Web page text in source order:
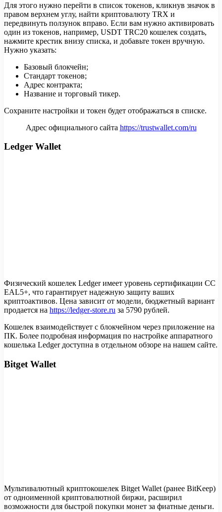
Для этого нужно перейти в список токенов, кликнув значок в
правом верхнем углу, найти криптовалюту TRX и
передвинуть ползунок вправо. Если вам нужно активировать
один из токенов, например, USDT TRC20 кошелек создать,
нажмите крестик внизу списка, и добавьте токен вручную.
Нужно указать:
Базовый блокчейн;
Стандарт токенов;
Адрес контракта;
Название и торговый тикер.
Сохраните настройки и токен будет отображаться в списке.
Адрес официального сайта https://trustwallet.com/ru
Ledger Wallet
Физический кошелек Ledger имеет уровень сертификации CC
EAL5+, что гарантирует надежную защиту ваших
криптоактивов. Цена зависит от модели, бюджетный вариант
продается на https://ledger-store.ru за 5790 рублей.
Кошелек взаимодействует с блокчейном через приложение на
ПК. Более подробная информация по настройке аппаратного
кошелька Ledger доступна в отдельном обзоре на нашем сайте.
Bitget Wallet
Мультивалютный криптокошелек Bitget Wallet (ранее BitKeep)
от одноименной криптовалютной биржи, расширил
возможности для быстрой покупки монет за фиатные деньги.